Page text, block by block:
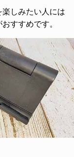
しみたい人には
すすめです。